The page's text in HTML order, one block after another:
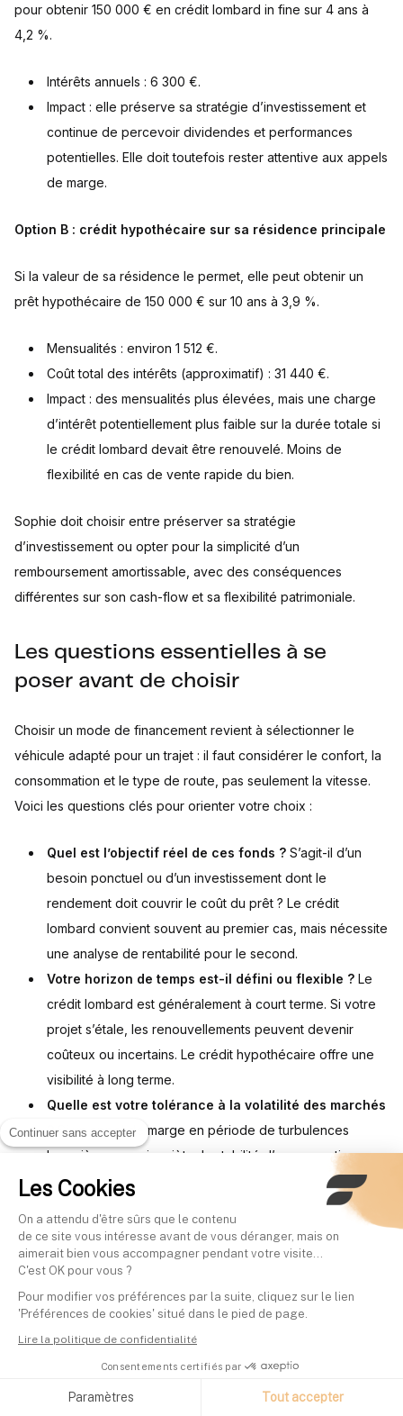
Continuer sans accepter
Les Cookies
On a attendu d'être sûrs que le contenu
de ce site vous intéresse avant de vous déranger, mais on
aimerait bien vous accompagner pendant votre visite...
C'est OK pour vous ?
Pour modifier vos préférences par la suite, cliquez sur le lien
'Préférences de cookies' situé dans le pied de page.
Lire la politique de confidentialité
Consentements certifiés par
Paramètres Tout accepter
pour obtenir 150 000 € en crédit lombard in fine sur 4 ans à
4,2 %.
Intérêts annuels : 6 300 €.
Impact : elle préserve sa stratégie d’investissement et
continue de percevoir dividendes et performances
potentielles. Elle doit toutefois rester attentive aux appels
de marge.
Option B : crédit hypothécaire sur sa résidence principale
Si la valeur de sa résidence le permet, elle peut obtenir un
prêt hypothécaire de 150 000 € sur 10 ans à 3,9 %.
Mensualités : environ 1 512 €.
Coût total des intérêts (approximatif) : 31 440 €.
Impact : des mensualités plus élevées, mais une charge
d’intérêt potentiellement plus faible sur la durée totale si
le crédit lombard devait être renouvelé. Moins de
flexibilité en cas de vente rapide du bien.
Sophie doit choisir entre préserver sa stratégie
d’investissement ou opter pour la simplicité d’un
remboursement amortissable, avec des conséquences
différentes sur son cash-flow et sa flexibilité patrimoniale.
Les questions essentielles à se
poser avant de choisir
Choisir un mode de financement revient à sélectionner le
véhicule adapté pour un trajet : il faut considérer le confort, la
consommation et le type de route, pas seulement la vitesse.
Voici les questions clés pour orienter votre choix :
Quel est l’objectif réel de ces fonds ? S’agit-il d’un
besoin ponctuel ou d’un investissement dont le
rendement doit couvrir le coût du prêt ? Le crédit
lombard convient souvent au premier cas, mais nécessite
une analyse de rentabilité pour le second.
Votre horizon de temps est-il défini ou flexible ? Le
crédit lombard est généralement à court terme. Si votre
projet s’étale, les renouvellements peuvent devenir
coûteux ou incertains. Le crédit hypothécaire offre une
visibilité à long terme.
Quelle est votre tolérance à la volatilité des marchés
?Si un appel de marge en période de turbulences
boursières vous inquiète, la stabilité d’une garantie
immobilière et d’un remboursement programmé peut être
Vos actifs financiers sont-ils adaptés au
nantissement ?La banque évaluera la liquidité, la
diversification et la qualité de votre portefeuille. Un
portefeuille diversifié d’ETF et d’obligations sera mieux
Hypothéquer sa résidence principale a un impact